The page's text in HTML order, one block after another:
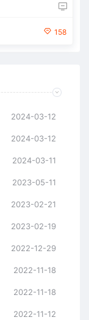
158
2024-03-12
2024-03-12
2024-03-11
2023-05-11
2023-02-21
2023-02-19
2022-12-29
2022-11-18
2022-11-18
2022-11-12